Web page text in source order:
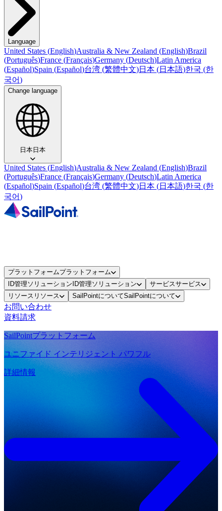
Language
United States (English)Australia & New Zealand (English)Brazil
(Português)France (Français)Germany (Deutsch)Latin America
(Español)Spain (Español)台湾 (繁體中文)日本 (日本語)한국 (한
국어)
Change language
日本日本
United States (English)Australia & New Zealand (English)Brazil
(Português)France (Français)Germany (Deutsch)Latin America
(Español)Spain (Español)台湾 (繁體中文)日本 (日本語)한국 (한
국어)
プラットフォームプラットフォーム
ID管理ソリューション ID管理ソリューション サービスサービス
リソース リソース SailPointについてSailPointについて
お問い合わせ
資料請求
SailPointプラットフォーム
ユニファイド インテリジェント パワフル
詳細情報